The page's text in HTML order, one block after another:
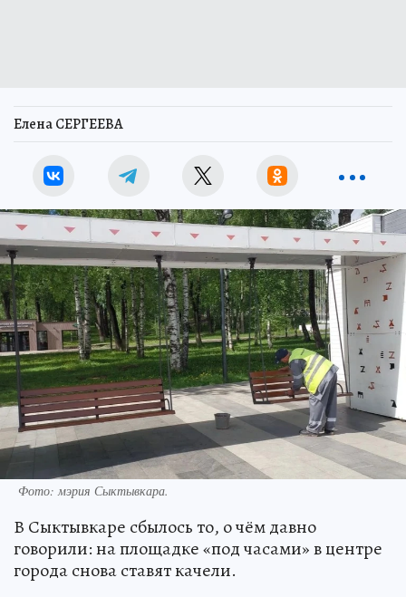
Елена СЕРГЕЕВА
Фото: мэрия Сыктывкара.
В Сыктывкаре сбылось то, о чём давно
говорили: на площадке «под часами» в центре
города снова ставят качели.